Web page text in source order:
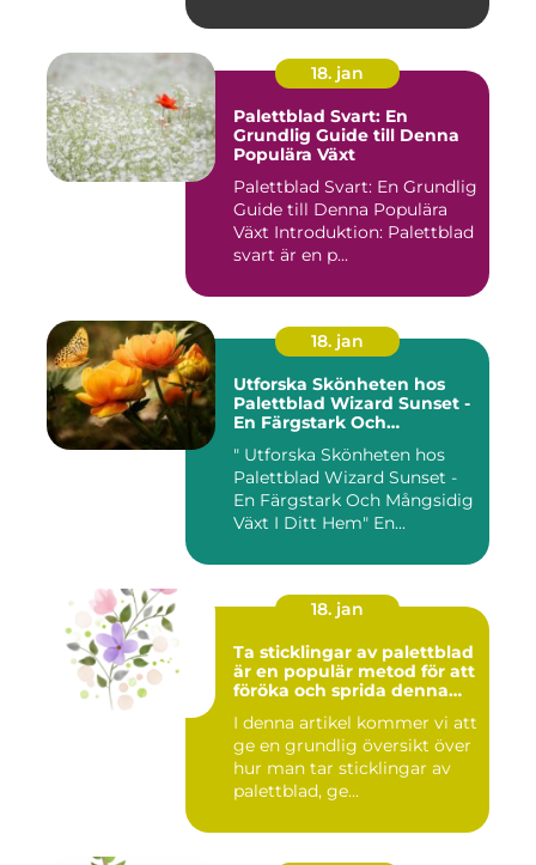
18. jan
Palettblad Svart: En
Grundlig Guide till Denna
Populära Växt
Palettblad Svart: En Grundlig
Guide till Denna Populära
Växt Introduktion: Palettblad
svart är en p...
18. jan
Utforska Skönheten hos
Palettblad Wizard Sunset -
En Färgstark Och
" Utforska Skönheten hos
Palettblad Wizard Sunset -
En Färgstark Och Mångsidig
Växt I Ditt Hem" En...
18. jan
Ta sticklingar av palettblad
är en populär metod för att
föröka och sprida denna
I denna artikel kommer vi att
ge en grundlig översikt över
hur man tar sticklingar av
palettblad, ge...